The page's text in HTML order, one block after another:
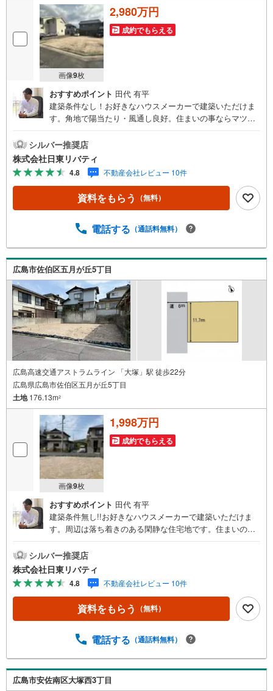
画像9枚
2,980万円
成約でもらえる
おすすめポイント 田代 有平
建築条件なし！お好きなハウスメーカーで建築いただけま
す。角地で陽当たり・風通し良好。住まいの事ならマツダ
っていない物件もご紹介できます。広島市内はもちろん廿
日市から呉・東広島まで6000物件の豊富な情報量!!「実際
に自分自身が住む家を見て納得して買いたい」広告では分
かり難い物件の長所や短所を現地でご確認できます。お気
軽にお問い合わせ下さい。TV電話やLINE等でオンライン案
内も可能です。お気軽にお申し付け下さい。「住まいを通
様に信頼と信用を頂き、広島県下でも有数の不動産グルー
からもこの精神を大切に、お客様へのサポートをさせて頂
きます。株式会社日東リバティ〒732-0818広島市南区段原
日出2丁目2-22-2F
シルバー推奨店
株式会社日東リバティ
4.8 不動産会社レビュー 10件
資料をもらう （無料）
電話する （通話料無料）
広島市佐伯区五月が丘5丁目
広島高速交通アストラムライン 「大塚」駅 徒歩22分
広島県広島市佐伯区五月が丘5丁目
土地176.13m2
画像9枚
1,998万円
成約でもらえる
おすすめポイント 田代 有平
建築条件無し!!お好きなハウスメーカーで建築いただけま
す。周辺は落ち着きのある閑静な住宅地です。住まいの事
ト広告に載っていない物件もご紹介できます。広島市内は
もちろん廿日市から呉・東広島まで6000物件の豊富な情報
量!!「実際に自分自身が住む家を見て納得して買いたい」広
告では分かり難い物件の長所や短所を現地でご確認できま
す。お気軽にお問い合わせ下さい。TV電話やLINE等でオン
ライン案内も可能です。お気軽にお申し付け下さい。「住
くのお客様に信頼と信用を頂き、広島県下でも有数の不動
心」これからもこの精神を大切に、お客様へのサポートを
させて頂きます。株式会社日東リバティ〒732-0818広島市
南区段原日出2丁目2-22-2F
シルバー推奨店
株式会社日東リバティ
4.8 不動産会社レビュー 10件
資料をもらう （無料）
電話する （通話料無料）
広島市安佐南区大塚西3丁目